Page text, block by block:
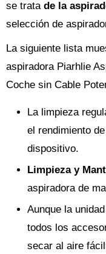
se trata de la
selección de
La siguiente lista
aspiradora Piarhlie
Coche sin Cable
La limpieza
el rendimiento
dispositivo.
Limpieza y
aspiradora de
Aunque la
todos los
secar al aire